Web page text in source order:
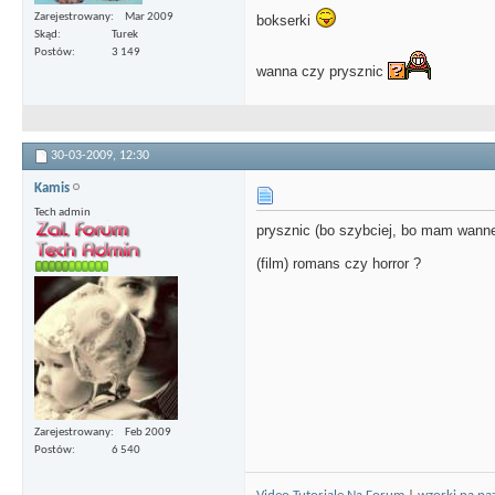
Zarejestrowany
Mar 2009
Skąd
Turek
Postów
3 149
bokserki
wanna czy prysznic
30-03-2009, 12:30
Kamis
Tech admin
Zarejestrowany
Feb 2009
Postów
6 540
prysznic (bo szybciej, bo mam
(film) romans czy horror ?